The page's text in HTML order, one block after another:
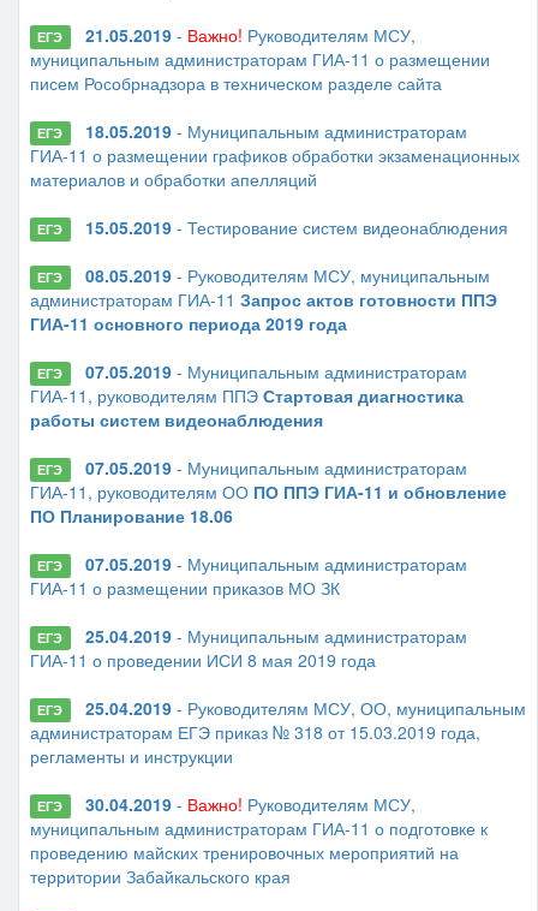
ЕГЭ 21.05.2019- Важно! Руководителям МСУ,
муниципальным администраторам ГИА-11 о размещении
писем Рособрнадзора в техническом разделе сайта
ЕГЭ 18.05.2019- Муниципальным администраторам
ГИА-11 о размещении графиков обработки экзаменационных
материалов и обработки апелляций
ЕГЭ 15.05.2019- Тестирование систем видеонаблюдения
ЕГЭ 08.05.2019- Руководителям МСУ, муниципальным
администраторам ГИА-11 Запрос актов готовности ППЭ
ГИА-11 основного периода 2019 года
ЕГЭ 07.05.2019- Муниципальным администраторам
ГИА-11, руководителям ППЭ Стартовая диагностика
работы систем видеонаблюдения
ЕГЭ 07.05.2019- Муниципальным администраторам
ГИА-11, руководителям ОО ПО ППЭ ГИА-11 и обновление
ПО Планирование 18.06
ЕГЭ 07.05.2019- Муниципальным администраторам
ГИА-11 о размещении приказов МО ЗК
ЕГЭ 25.04.2019- Муниципальным администраторам
ГИА-11 о проведении ИСИ 8 мая 2019 года
ЕГЭ 25.04.2019- Руководителям МСУ, ОО, муниципальным
администраторам ЕГЭ приказ № 318 от 15.03.2019 года,
регламенты и инструкции
ЕГЭ 30.04.2019- Важно! Руководителям МСУ,
муниципальным администраторам ГИА-11 о подготовке к
проведению майских тренировочных мероприятий на
территории Забайкальского края